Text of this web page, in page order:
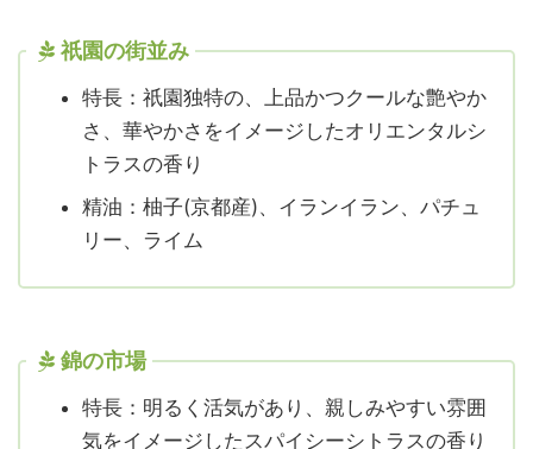
祇園の街並み
特長：祇園独特の、上品かつクールな艶やか
さ、華やかさをイメージしたオリエンタルシ
トラスの香り
精油：柚子(京都産)、イランイラン、パチュ
リー、ライム
錦の市場
特長：明るく活気があり、親しみやすい雰囲
気をイメージしたスパイシーシトラスの香り